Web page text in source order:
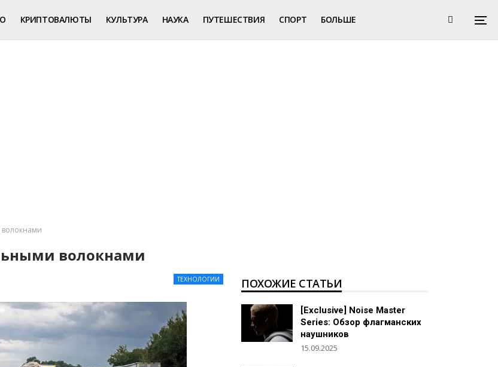
КРИПТОВАЛЮТЫ КУЛЬТУРА НАУКА ПУТЕШЕСТВИЯ СПОРТ БОЛЬШЕ
волокнами
волокнами
ТЕХНОЛОГИИ ПОХОЖИЕ СТАТЬИ
[Exclusive] Noise Master
Series: Обзор флагманских
наушников
15.09.2025